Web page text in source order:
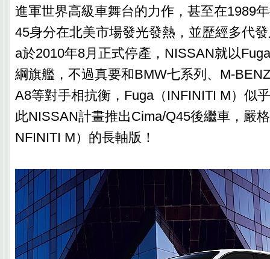
進軍世界高級車舞台的力作，甚至在1989
45身分在北美市場發光發熱，並歷經多代
a於2010年8月正式停產，NISSAN就以
綱旗艦，不過真要和BMW七系列、M-
A8等對手相抗衡，Fuga（INFINITI M）似
此NISSAN計畫推出Cima/Q45後繼車，嚴
NFINITI M）的長軸版！